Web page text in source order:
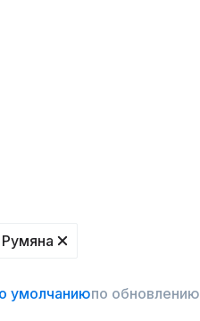
Румяна
умолчаниюпо обновлению